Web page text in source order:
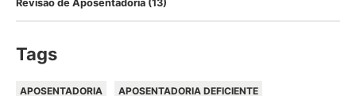
Revisão de Aposentadoria (13)
Tags
APOSENTADORIA APOSENTADORIA DEFICIENTE